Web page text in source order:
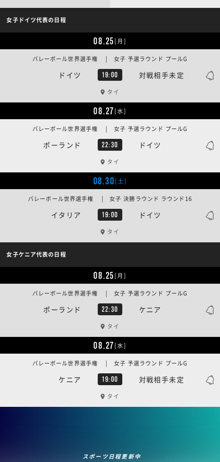
女子ドイツ代表の日程
08.25[月]
ドイツ 19:00 対戦相手未定
バレーボール世界選手権 | 女子 予選ラウンド プールG
タイ
08.27[水]
ポーランド 22:30 ドイツ
バレーボール世界選手権 | 女子 予選ラウンド プールG
タイ
08.30[土]
イタリア 19:00 ドイツ
バレーボール世界選手権 | 女子 決勝ラウンド ラウンド16
タイ
女子ケニア代表の日程
08.25[月]
ポーランド 22:30 ケニア
バレーボール世界選手権 | 女子 予選ラウンド プールG
タイ
08.27[水]
ケニア 19:00 対戦相手未定
バレーボール世界選手権 | 女子 予選ラウンド プールG
タイ
スポーツ日程更新中